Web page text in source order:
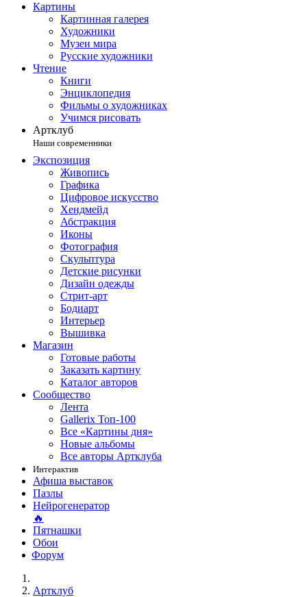
Картины
Картинная галерея
Художники
Музеи мира
Русские художники
Чтение
Книги
Энциклопедия
Фильмы о художниках
Учимся рисовать
Артклуб
Наши современники
Экспозиция
Живопись
Графика
Цифровое искусство
Хендмейд
Абстракция
Иконы
Фотография
Скульптура
Детские рисунки
Дизайн одежды
Стрит-арт
Бодиарт
Интерьер
Вышивка
Магазин
Готовые работы
Заказать картину
Каталог авторов
Сообщество
Лента
Gallerix Топ-100
Все «Картины дня»
Новые альбомы
Все авторы Артклуба
Интерактив
Афиша выставок
Пазлы
Нейрогенератор
🔥
Пятнашки
Обои
Форум
Артклуб